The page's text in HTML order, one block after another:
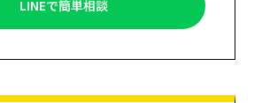
LINEで簡単相談